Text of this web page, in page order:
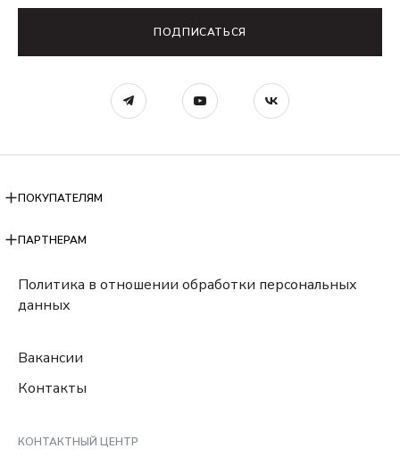
ПОДПИСАТЬСЯ
ПОКУПАТЕЛЯМ
ПАРТНЕРАМ
Политика в отношении обработки персональных
данных
Вакансии
Контакты
КОНТАКТНЫЙ ЦЕНТР